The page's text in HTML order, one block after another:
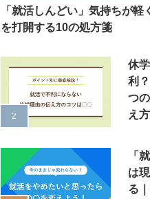
「就活しんどい」気持ちが軽
を打開する10の処方箋
休
利
つ
え
「
は
る